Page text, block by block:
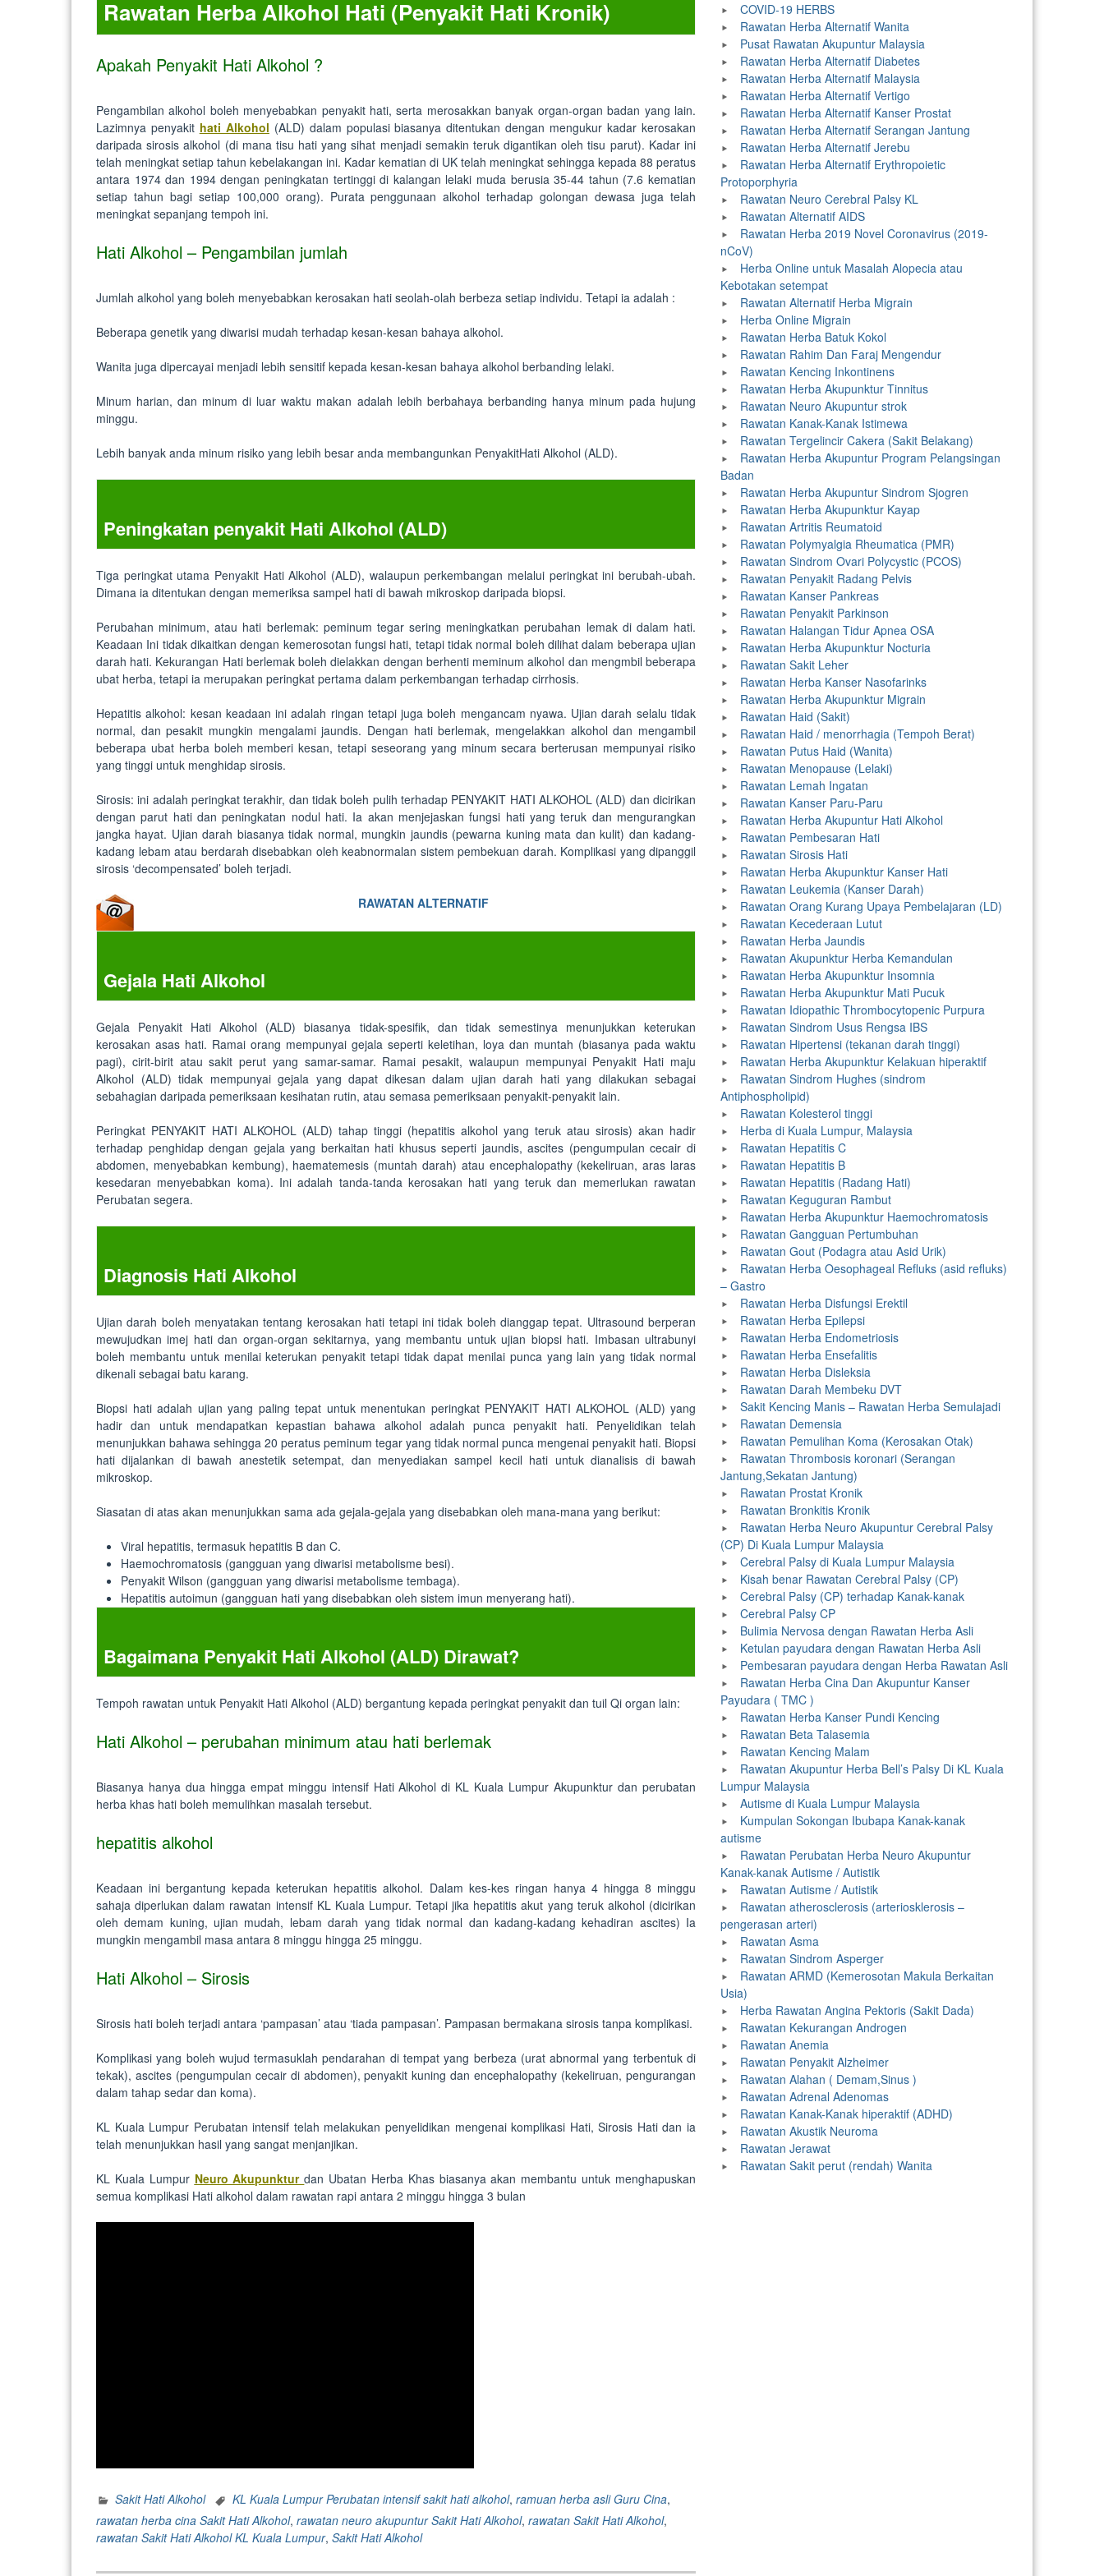
Rawatan Herba Alkohol Hati (Penyakit Hati Kronik)
Apakah Penyakit Hati Alkohol ?
Pengambilan alkohol boleh menyebabkan penyakit hati, serta merosakkan banyak organ-organ badan yang lain.
Lazimnya penyakit hati Alkohol (ALD) dalam populasi biasanya ditentukan dengan mengukur kadar kerosakan
daripada sirosis alkohol (di mana tisu hati yang sihat menjadi semakin teruk digantikan oleh tisu parut). Kadar ini
telah meningkat setiap tahun kebelakangan ini. Kadar kematian di UK telah meningkat sehingga kepada 88 peratus
antara 1974 dan 1994 dengan peningkatan tertinggi di kalangan lelaki muda berusia 35-44 tahun (7.6 kematian
setiap tahun bagi setiap 100,000 orang). Purata penggunaan alkohol terhadap golongan dewasa juga telah
meningkat sepanjang tempoh ini.
Hati Alkohol – Pengambilan jumlah
Jumlah alkohol yang boleh menyebabkan kerosakan hati seolah-olah berbeza setiap individu. Tetapi ia adalah :
Beberapa genetik yang diwarisi mudah terhadap kesan-kesan bahaya alkohol.
Wanita juga dipercayai menjadi lebih sensitif kepada kesan-kesan bahaya alkohol berbanding lelaki.
Minum harian, dan minum di luar waktu makan adalah lebih berbahaya berbanding hanya minum pada hujung
minggu.
Lebih banyak anda minum risiko yang lebih besar anda membangunkan PenyakitHati Alkohol (ALD).
Peningkatan penyakit Hati Alkohol (ALD)
Tiga peringkat utama Penyakit Hati Alkohol (ALD), walaupun perkembangan melalui peringkat ini berubah-ubah.
Dimana ia ditentukan dengan memeriksa sampel hati di bawah mikroskop daripada biopsi.
Perubahan minimum, atau hati berlemak: peminum tegar sering meningkatkan perubahan lemak di dalam hati.
Keadaan Ini tidak dikaitkan dengan kemerosotan fungsi hati, tetapi tidak normal boleh dilihat dalam beberapa ujian
darah hati. Kekurangan Hati berlemak boleh dielakkan dengan berhenti meminum alkohol dan mengmbil beberapa
ubat herba, tetapi ia merupakan peringkat pertama dalam perkembangan terhadap cirrhosis.
Hepatitis alkohol: kesan keadaan ini adalah ringan tetapi juga boleh mengancam nyawa. Ujian darah selalu tidak
normal, dan pesakit mungkin mengalami jaundis. Dengan hati berlemak, mengelakkan alkohol dan mengambil
beberapa ubat herba boleh memberi kesan, tetapi seseorang yang minum secara berterusan mempunyai risiko
yang tinggi untuk menghidap sirosis.
Sirosis: ini adalah peringkat terakhir, dan tidak boleh pulih terhadap PENYAKIT HATI ALKOHOL (ALD) dan dicirikan
dengan parut hati dan peningkatan nodul hati. Ia akan menjejaskan fungsi hati yang teruk dan mengurangkan
jangka hayat. Ujian darah biasanya tidak normal, mungkin jaundis (pewarna kuning mata dan kulit) dan kadang-
kadang lebam atau berdarah disebabkan oleh keabnormalan sistem pembekuan darah. Komplikasi yang dipanggil
sirosis ‘decompensated’ boleh terjadi.
RAWATAN ALTERNATIF
Gejala Hati Alkohol
Gejala Penyakit Hati Alkohol (ALD) biasanya tidak-spesifik, dan tidak semestinya menunjukkan keterukan
kerosakan asas hati. Ramai orang mempunyai gejala seperti keletihan, loya dan muntah (biasanya pada waktu
pagi), cirit-birit atau sakit perut yang samar-samar. Ramai pesakit, walaupun mempunyai Penyakit Hati maju
Alkohol (ALD) tidak mempunyai gejala yang dapat dikesan dalam ujian darah hati yang dilakukan sebagai
sebahagian daripada pemeriksaan kesihatan rutin, atau semasa pemeriksaan penyakit-penyakit lain.
Peringkat PENYAKIT HATI ALKOHOL (ALD) tahap tinggi (hepatitis alkohol yang teruk atau sirosis) akan hadir
terhadap penghidap dengan gejala yang berkaitan hati khusus seperti jaundis, ascites (pengumpulan cecair di
abdomen, menyebabkan kembung), haematemesis (muntah darah) atau encephalopathy (kekeliruan, aras laras
kesedaran menyebabkan koma). Ini adalah tanda-tanda kerosakan hati yang teruk dan memerlukan rawatan
Perubatan segera.
Diagnosis Hati Alkohol
Ujian darah boleh menyatakan tentang kerosakan hati tetapi ini tidak boleh dianggap tepat. Ultrasound berperan
mewujudkan imej hati dan organ-organ sekitarnya, yang membantu untuk ujian biopsi hati. Imbasan ultrabunyi
boleh membantu untuk menilai keterukan penyakit tetapi tidak dapat menilai punca yang lain yang tidak normal
dikenali sebagai batu karang.
Biopsi hati adalah ujian yang paling tepat untuk menentukan peringkat PENYAKIT HATI ALKOHOL (ALD) yang
hadir dan untuk mendapatkan kepastian bahawa alkohol adalah punca penyakit hati. Penyelidikan telah
menunjukkan bahawa sehingga 20 peratus peminum tegar yang tidak normal punca mengenai penyakit hati. Biopsi
hati dijalankan di bawah anestetik setempat, dan menyediakan sampel kecil hati untuk dianalisis di bawah
mikroskop.
Siasatan di atas akan menunjukkan sama ada gejala-gejala yang disebabkan oleh mana-mana yang berikut:
Viral hepatitis, termasuk hepatitis B dan C.
Haemochromatosis (gangguan yang diwarisi metabolisme besi).
Penyakit Wilson (gangguan yang diwarisi metabolisme tembaga).
Hepatitis autoimun (gangguan hati yang disebabkan oleh sistem imun menyerang hati).
Bagaimana Penyakit Hati Alkohol (ALD) Dirawat?
Tempoh rawatan untuk Penyakit Hati Alkohol (ALD) bergantung kepada peringkat penyakit dan tuil Qi organ lain:
Hati Alkohol – perubahan minimum atau hati berlemak
Biasanya hanya dua hingga empat minggu intensif Hati Alkohol di KL Kuala Lumpur Akupunktur dan perubatan
herba khas hati boleh memulihkan masalah tersebut.
hepatitis alkohol
Keadaan ini bergantung kepada keterukan hepatitis alkohol. Dalam kes-kes ringan hanya 4 hingga 8 minggu
sahaja diperlukan dalam rawatan intensif KL Kuala Lumpur. Tetapi jika hepatitis akut yang teruk alkohol (dicirikan
oleh demam kuning, ujian mudah, lebam darah yang tidak normal dan kadang-kadang kehadiran ascites) Ia
mungkin mengambil masa antara 8 minggu hingga 25 minggu.
Hati Alkohol – Sirosis
Sirosis hati boleh terjadi antara ‘pampasan’ atau ‘tiada pampasan’. Pampasan bermakana sirosis tanpa komplikasi.
Komplikasi yang boleh wujud termasuklah pendarahan di tempat yang berbeza (urat abnormal yang terbentuk di
tekak), ascites (pengumpulan cecair di abdomen), penyakit kuning dan encephalopathy (kekeliruan, pengurangan
dalam tahap sedar dan koma).
KL Kuala Lumpur Perubatan intensif telah melakukan penyelidikan mengenai komplikasi Hati, Sirosis Hati dan ia
telah menunjukkan hasil yang sangat menjanjikan.
KL Kuala Lumpur Neuro Akupunkturdan Ubatan Herba Khas biasanya akan membantu untuk menghapuskan
semua komplikasi Hati alkohol dalam rawatan rapi antara 2 minggu hingga 3 bulan
Sakit Hati Alkohol KL Kuala Lumpur Perubatan intensif sakit hati alkohol, ramuan herba asli Guru Cina,
rawatan herba cina Sakit Hati Alkohol, rawatan neuro akupuntur Sakit Hati Alkohol, rawatan Sakit Hati Alkohol,
rawatan Sakit Hati Alkohol KL Kuala Lumpur, Sakit Hati Alkohol
COVID-19 HERBS
Rawatan Herba Alternatif Wanita
Pusat Rawatan Akupuntur Malaysia
Rawatan Herba Alternatif Diabetes
Rawatan Herba Alternatif Malaysia
Rawatan Herba Alternatif Vertigo
Rawatan Herba Alternatif Kanser Prostat
Rawatan Herba Alternatif Serangan Jantung
Rawatan Herba Alternatif Jerebu
Rawatan Herba Alternatif Erythropoietic
Protoporphyria
Rawatan Neuro Cerebral Palsy KL
Rawatan Alternatif AIDS
Rawatan Herba 2019 Novel Coronavirus (2019-
nCoV)
Herba Online untuk Masalah Alopecia atau
Kebotakan setempat
Rawatan Alternatif Herba Migrain
Herba Online Migrain
Rawatan Herba Batuk Kokol
Rawatan Rahim Dan Faraj Mengendur
Rawatan Kencing Inkontinens
Rawatan Herba Akupunktur Tinnitus
Rawatan Neuro Akupuntur strok
Rawatan Kanak-Kanak Istimewa
Rawatan Tergelincir Cakera (Sakit Belakang)
Rawatan Herba Akupuntur Program Pelangsingan
Badan
Rawatan Herba Akupuntur Sindrom Sjogren
Rawatan Herba Akupunktur Kayap
Rawatan Artritis Reumatoid
Rawatan Polymyalgia Rheumatica (PMR)
Rawatan Sindrom Ovari Polycystic (PCOS)
Rawatan Penyakit Radang Pelvis
Rawatan Kanser Pankreas
Rawatan Penyakit Parkinson
Rawatan Halangan Tidur Apnea OSA
Rawatan Herba Akupunktur Nocturia
Rawatan Sakit Leher
Rawatan Herba Kanser Nasofarinks
Rawatan Herba Akupunktur Migrain
Rawatan Haid (Sakit)
Rawatan Haid / menorrhagia (Tempoh Berat)
Rawatan Putus Haid (Wanita)
Rawatan Menopause (Lelaki)
Rawatan Lemah Ingatan
Rawatan Kanser Paru-Paru
Rawatan Herba Akupuntur Hati Alkohol
Rawatan Pembesaran Hati
Rawatan Sirosis Hati
Rawatan Herba Akupunktur Kanser Hati
Rawatan Leukemia (Kanser Darah)
Rawatan Orang Kurang Upaya Pembelajaran (LD)
Rawatan Kecederaan Lutut
Rawatan Herba Jaundis
Rawatan Akupunktur Herba Kemandulan
Rawatan Herba Akupunktur Insomnia
Rawatan Herba Akupunktur Mati Pucuk
Rawatan Idiopathic Thrombocytopenic Purpura
Rawatan Sindrom Usus Rengsa IBS
Rawatan Hipertensi (tekanan darah tinggi)
Rawatan Herba Akupunktur Kelakuan hiperaktif
Rawatan Sindrom Hughes (sindrom
Antiphospholipid)
Rawatan Kolesterol tinggi
Herba di Kuala Lumpur, Malaysia
Rawatan Hepatitis C
Rawatan Hepatitis B
Rawatan Hepatitis (Radang Hati)
Rawatan Keguguran Rambut
Rawatan Herba Akupunktur Haemochromatosis
Rawatan Gangguan Pertumbuhan
Rawatan Gout (Podagra atau Asid Urik)
Rawatan Herba Oesophageal Refluks (asid refluks)
– Gastro
Rawatan Herba Disfungsi Erektil
Rawatan Herba Epilepsi
Rawatan Herba Endometriosis
Rawatan Herba Ensefalitis
Rawatan Herba Disleksia
Rawatan Darah Membeku DVT
Sakit Kencing Manis – Rawatan Herba Semulajadi
Rawatan Demensia
Rawatan Pemulihan Koma (Kerosakan Otak)
Rawatan Thrombosis koronari (Serangan
Jantung,Sekatan Jantung)
Rawatan Prostat Kronik
Rawatan Bronkitis Kronik
Rawatan Herba Neuro Akupuntur Cerebral Palsy
(CP) Di Kuala Lumpur Malaysia
Cerebral Palsy di Kuala Lumpur Malaysia
Kisah benar Rawatan Cerebral Palsy (CP)
Cerebral Palsy (CP) terhadap Kanak-kanak
Cerebral Palsy CP
Bulimia Nervosa dengan Rawatan Herba Asli
Ketulan payudara dengan Rawatan Herba Asli
Pembesaran payudara dengan Herba Rawatan Asli
Rawatan Herba Cina Dan Akupuntur Kanser
Payudara ( TMC )
Rawatan Herba Kanser Pundi Kencing
Rawatan Beta Talasemia
Rawatan Kencing Malam
Rawatan Akupuntur Herba Bell’s Palsy Di KL Kuala
Lumpur Malaysia
Autisme di Kuala Lumpur Malaysia
Kumpulan Sokongan Ibubapa Kanak-kanak
autisme
Rawatan Perubatan Herba Neuro Akupuntur
Kanak-kanak Autisme / Autistik
Rawatan Autisme / Autistik
Rawatan atherosclerosis (arteriosklerosis –
pengerasan arteri)
Rawatan Asma
Rawatan Sindrom Asperger
Rawatan ARMD (Kemerosotan Makula Berkaitan
Usia)
Herba Rawatan Angina Pektoris (Sakit Dada)
Rawatan Kekurangan Androgen
Rawatan Anemia
Rawatan Penyakit Alzheimer
Rawatan Alahan ( Demam,Sinus )
Rawatan Adrenal Adenomas
Rawatan Kanak-Kanak hiperaktif (ADHD)
Rawatan Akustik Neuroma
Rawatan Jerawat
Rawatan Sakit perut (rendah) Wanita